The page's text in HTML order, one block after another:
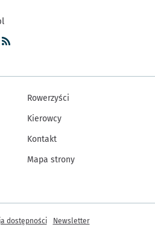
Rowerzyści
Kierowcy
Kontakt
Mapa strony
dostępności Newsletter